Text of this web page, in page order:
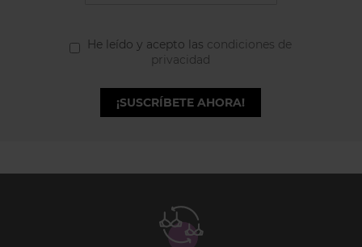
He leído y acepto las condiciones de
privacidad
¡SUSCRÍBETE AHORA!